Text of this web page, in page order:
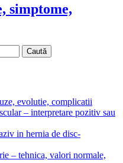
simptome,
evolutie, complicatii
– interpretare pozitiv sau
in hernia de disc-
– tehnica, valori normale,